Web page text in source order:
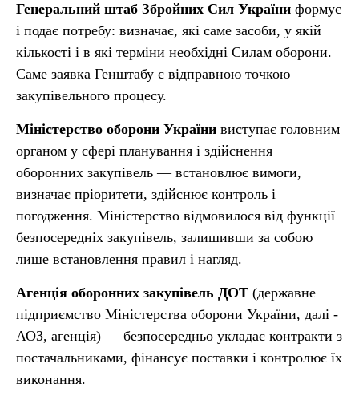
Генеральний штаб Збройних Сил України формує
і подає потребу: визначає, які саме засоби, у якій
кількості і в які терміни необхідні Силам оборони.
Саме заявка Генштабу є відправною точкою
закупівельного процесу.
Міністерство оборони України виступає головним
органом у сфері планування і здійснення
оборонних закупівель — встановлює вимоги,
визначає пріоритети, здійснює контроль і
погодження. Міністерство відмовилося від функції
безпосередніх закупівель, залишивши за собою
лише встановлення правил і нагляд.
Агенція оборонних закупівель ДОТ (державне
підприємство Міністерства оборони України, далі -
АОЗ, агенція) — безпосередньо укладає контракти з
постачальниками, фінансує поставки і контролює їх
виконання.